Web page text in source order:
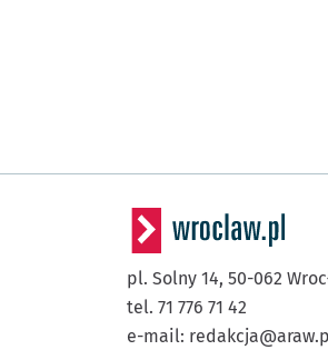
pl. Solny 14, 50-062
tel. 71 776 71 42
e-mail: